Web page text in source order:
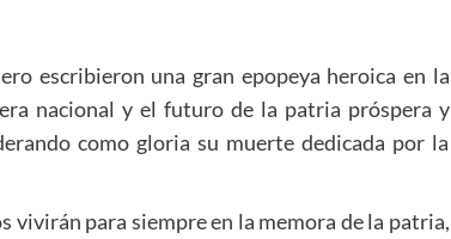
escribieron una gran epopeya heroica en la
nacional y el futuro de la patria próspera y
como gloria su muerte dedicada por la
para siempre en la memora de la patria,